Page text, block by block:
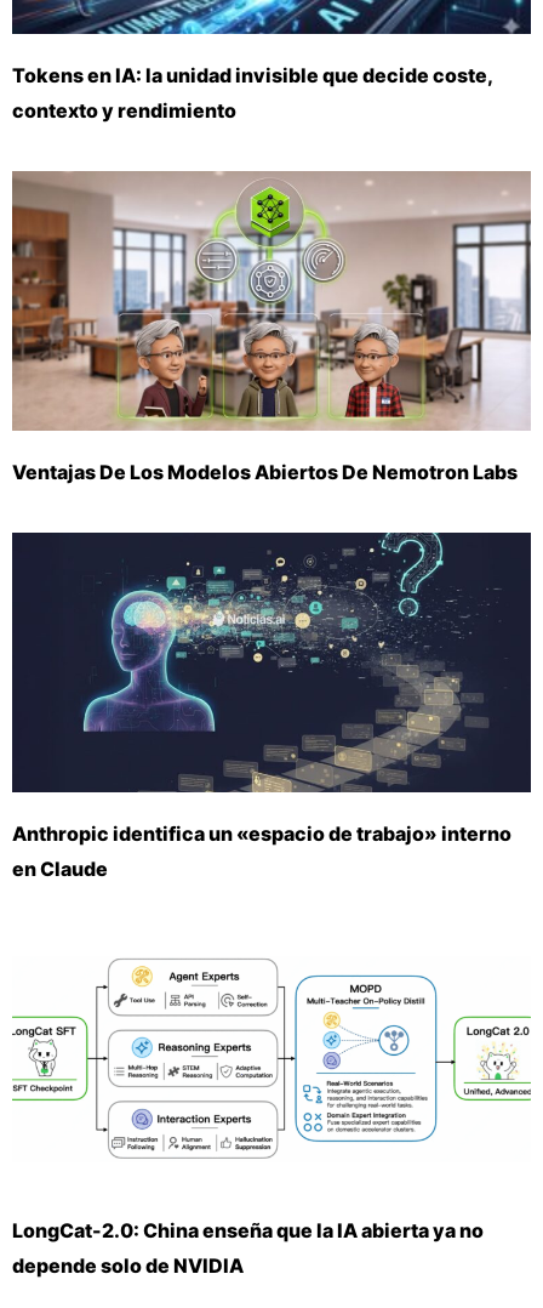
Tokens en IA: la unidad invisible que decide coste,
contexto y rendimiento
Ventajas De Los Modelos Abiertos De Nemotron Labs
Anthropic identifica un «espacio de trabajo» interno
en Claude
LongCat-2.0: China enseña que la IA abierta ya no
depende solo de NVIDIA